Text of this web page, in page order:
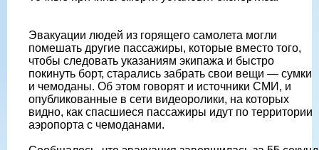
Эвакуации людей из горящего самолета могли
помешать другие пассажиры, которые вместо того,
чтобы следовать указаниям экипажа и быстро
покинуть борт, старались забрать свои вещи — сумки
и чемоданы. Об этом говорят и источники СМИ, и
опубликованные в сети видеоролики, на которых
видно, как спасшиеся пассажиры идут по территории
аэропорта с чемоданами.